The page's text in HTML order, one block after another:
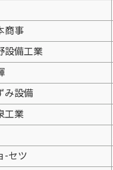
商事
設備工業
み設備
工業
-セツ